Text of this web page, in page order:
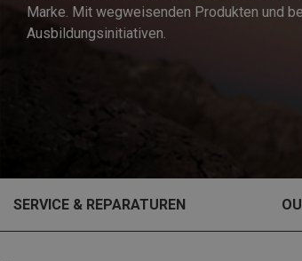
Marke. Mit wegweisenden Produkten und
Ausbildungsinitiativen.
SERVICE & REPARATUREN